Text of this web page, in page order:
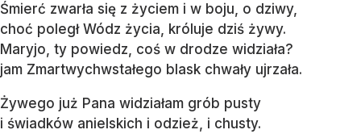
Śmierć zwarła się z życiem i w boju, o dziwy,
choć poległ Wódz życia, króluje dziś żywy.
Maryjo, ty powiedz, coś w drodze widziała?
jam Zmartwychwstałego blask chwały ujrzała.
Żywego już Pana widziałam grób pusty
i świadków anielskich i odzież, i chusty.